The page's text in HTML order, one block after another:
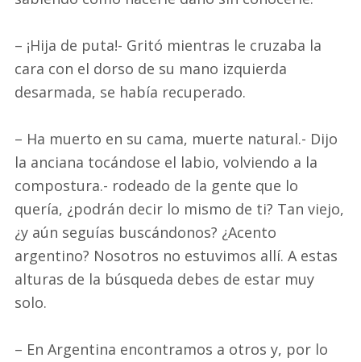
– ¡Hija de puta!- Gritó mientras le cruzaba la
cara con el dorso de su mano izquierda
desarmada, se había recuperado.
– Ha muerto en su cama, muerte natural.- Dijo
la anciana tocándose el labio, volviendo a la
compostura.- rodeado de la gente que lo
quería, ¿podrán decir lo mismo de ti? Tan viejo,
¿y aún seguías buscándonos? ¿Acento
argentino? Nosotros no estuvimos allí. A estas
alturas de la búsqueda debes de estar muy
solo.
– En Argentina encontramos a otros y, por lo